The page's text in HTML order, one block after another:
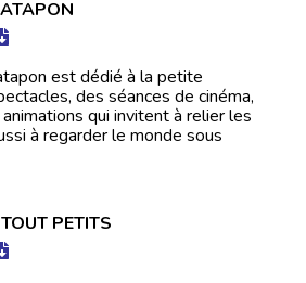
est dédié à la petite
des séances de cinéma,
qui invitent à relier les
à regarder le monde sous
PETITS